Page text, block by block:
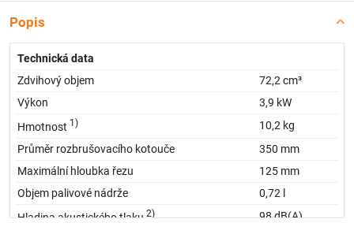
Popis
Technická data
Zdvihový objem
72,2 cm³
Výkon
3,9 kW
Hmotnost 1)
10,2 kg
Průměr rozbrušovacího kotouče
350 mm
Maximální hloubka řezu
125 mm
Objem palivové nádrže
0,72 l
Hladina akustického tlaku2) 98 dB(A)